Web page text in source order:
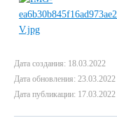
Дата создания: 18.03.2022
Дата обновления: 23.03.2022
Дата публикации: 17.03.2022